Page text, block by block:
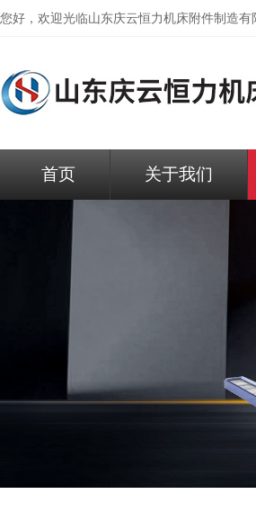
您好，欢迎光临山东庆云恒力机床附件制造有
首页 关于我们